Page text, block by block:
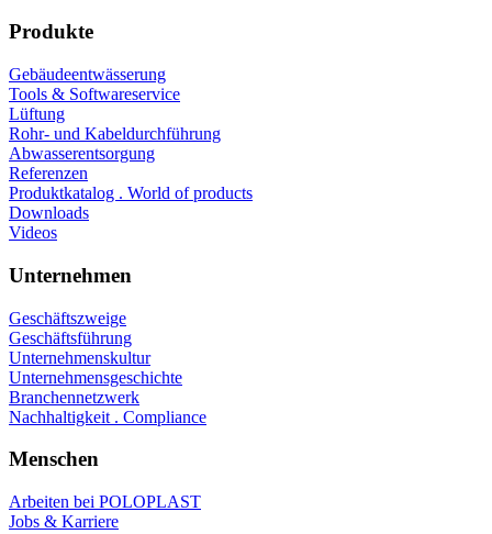
Produkte
Gebäudeentwässerung
Tools & Softwareservice
Lüftung
Rohr- und Kabeldurchführung
Abwasserentsorgung
Referenzen
Produktkatalog . World of products
Downloads
Videos
Unternehmen
Geschäftszweige
Geschäftsführung
Unternehmenskultur
Unternehmensgeschichte
Branchennetzwerk
Nachhaltigkeit . Compliance
Menschen
Arbeiten bei POLOPLAST
Jobs & Karriere